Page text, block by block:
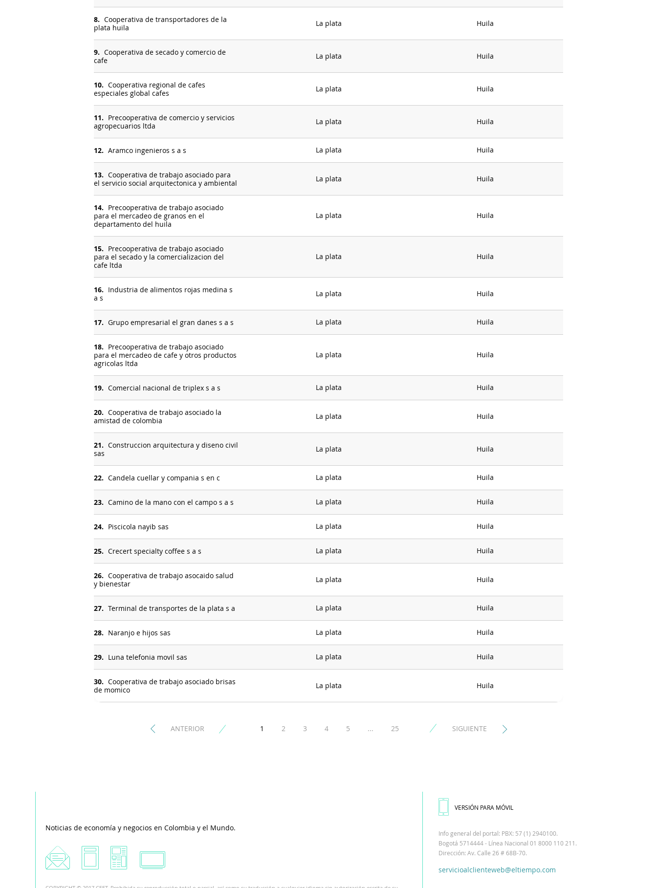
8. Cooperativa de transportadores de la
plata huila
La plata Huila
9. Cooperativa de secado y comercio de
cafe
La plata Huila
10. Cooperativa regional de cafes
especiales global cafes
La plata Huila
11. Precooperativa de comercio y servicios
agropecuarios ltda
La plata Huila
12. Aramco ingenieros s a s La plata Huila
13. Cooperativa de trabajo asociado para
el servicio social arquitectonica y ambiental
La plata Huila
14. Precooperativa de trabajo asociado
para el mercadeo de granos en el
departamento del huila
La plata Huila
15. Precooperativa de trabajo asociado
para el secado y la comercializacion del
cafe ltda
La plata Huila
16. Industria de alimentos rojas medina s
a s
La plata Huila
17. Grupo empresarial el gran danes s a s La plata Huila
18. Precooperativa de trabajo asociado
para el mercadeo de cafe y otros productos
agricolas ltda
La plata Huila
19. Comercial nacional de triplex s a s La plata Huila
20. Cooperativa de trabajo asociado la
amistad de colombia
La plata Huila
21. Construccion arquitectura y diseno civil
sas
La plata Huila
22. Candela cuellar y compania s en c La plata Huila
23. Camino de la mano con el campo s a s La plata Huila
24. Piscicola nayib sas La plata Huila
25. Crecert specialty coffee s a s La plata Huila
26. Cooperativa de trabajo asocaido salud
y bienestar
La plata Huila
27. Terminal de transportes de la plata s a La plata Huila
28. Naranjo e hijos sas La plata Huila
29. Luna telefonia movil sas La plata Huila
30. Cooperativa de trabajo asociado brisas
de momico
La plata Huila
ANTERIOR 1 2 3 4 5 ... 25 SIGUIENTE
Noticias de economía y negocios en Colombia y el Mundo.
VERSIÓN PARA MÓVIL
Info general del portal: PBX: 57 (1) 2940100.
Bogotá 5714444 - Línea Nacional 01 8000 110 211.
Dirección: Av. Calle 26 # 68B-70.
servicioalclienteweb@eltiempo.com